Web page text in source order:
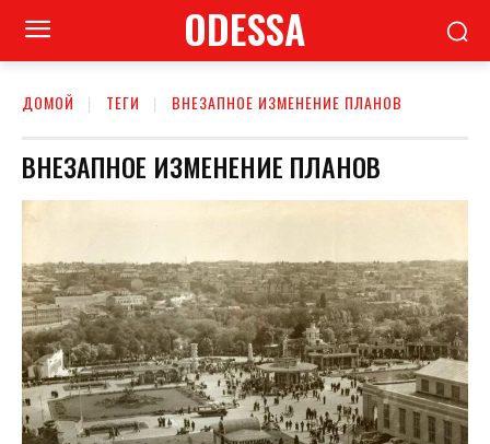
ODESSA
ДОМОЙ ТЕГИ ВНЕЗАПНОЕ ИЗМЕНЕНИЕ ПЛАНОВ
ВНЕЗАПНОЕ ИЗМЕНЕНИЕ ПЛАНОВ